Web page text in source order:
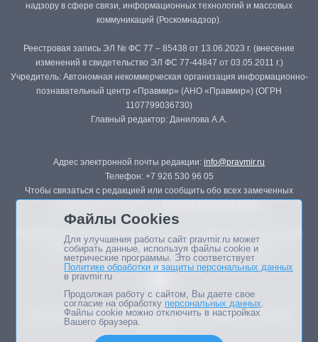
надзору в сфере связи, информационных технологий и массовых
коммуникаций (Роскомнадзор).
Реестровая запись ЭЛ № ФС 77 – 85438 от 13.06.2023 г. (внесение
изменений в свидетельство ЭЛ ФС 77-44847 от 03.05.2011 г.)
Учредитель: Автономная некоммерческая организация информационно-
познавательный центр «Правмир» (АНО «Правмир») (ОГРН
1107799036730)
Главный редактор: Данилова А.А.
Адрес электронной почты редакции: info@pravmir.ru
Телефон: +7 926 530 96 05
Чтобы связаться с редакцией или сообщить обо всех замеченных
Републикация материалов сайта в печатных изданиях (книгах, прессе)
возможна только с письменного разрешения редакции.
Мнение авторов статей портала может не совпадать с позицией
Файлы Cookies
Для улучшения работы сайт pravmir.ru может
собирать данные, используя файлы cookie и
метрические программы. Это соответствует
Политике обработки и защиты персональных данных
в pravmir.ru
Продолжая работу с сайтом, Вы даете свое
согласие на обработку персональных данных.
Файлы cookie можно отключить в настройках
Вашего браузера.